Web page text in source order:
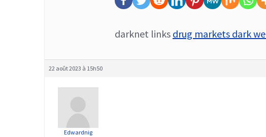
darknet links drug markets dark
22 août 2023 à 15h50
Edwardnig